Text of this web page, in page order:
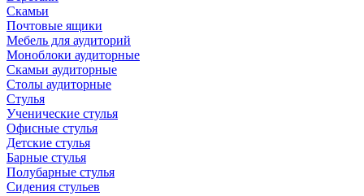
Скамьи
Почтовые ящики
Мебель для аудиторий
Моноблоки аудиторные
Скамьи аудиторные
Столы аудиторные
Стулья
Ученические стулья
Офисные стулья
Детские стулья
Барные стулья
Полубарные стулья
Сидения стульев